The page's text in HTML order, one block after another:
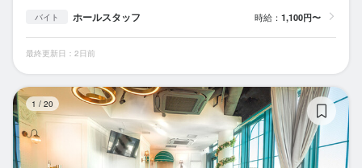
バイト ホールスタッフ 時給： 1,100円〜
最終更新日：2日前
1 / 20